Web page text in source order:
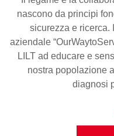
nascono da principi
sicurezza e ricerca.
aziendale
LILT ad educare e
nostra popolazione
diagnosi